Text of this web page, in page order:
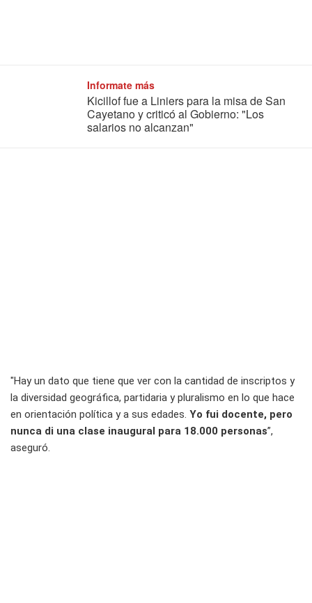
Informate más
Kicillof fue a Liniers para la misa de San
Cayetano y criticó al Gobierno: "Los
salarios no alcanzan"
"Hay un dato que tiene que ver con la cantidad de inscriptos y
la diversidad geográfica, partidaria y pluralismo en lo que hace
en orientación política y a sus edades. Yo fui docente, pero
nunca di una clase inaugural para 18.000 personas”,
aseguró.